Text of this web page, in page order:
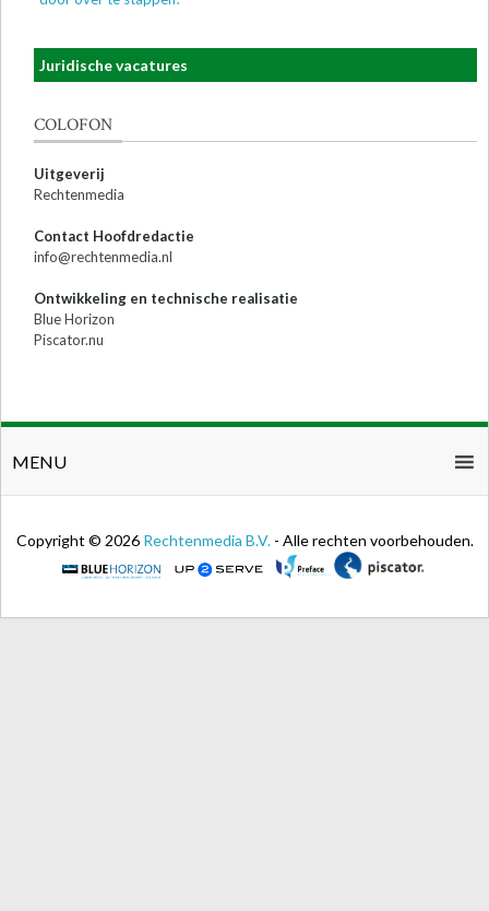
Juridische vacatures
COLOFON
Uitgeverij
Rechtenmedia
Contact Hoofdredactie
info@rechtenmedia.nl
Ontwikkeling en technische realisatie
Blue Horizon
Piscator.nu
MENU
Copyright © 2026 Rechtenmedia B.V. - Alle rechten voorbehouden.